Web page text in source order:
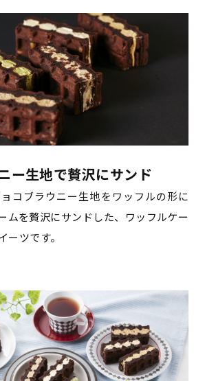
ー生地で贅沢にサンド
コブラウニー生地をワッフルの形に
ムを贅沢にサンドした、ワッフルケー
ーツです。